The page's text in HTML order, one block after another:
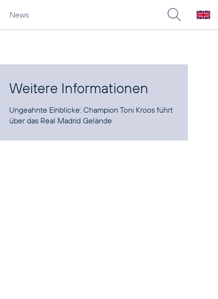
News
Weitere Informationen
Ungeahnte Einblicke:Champion Toni Kroos führt
über das Real Madrid Gelände